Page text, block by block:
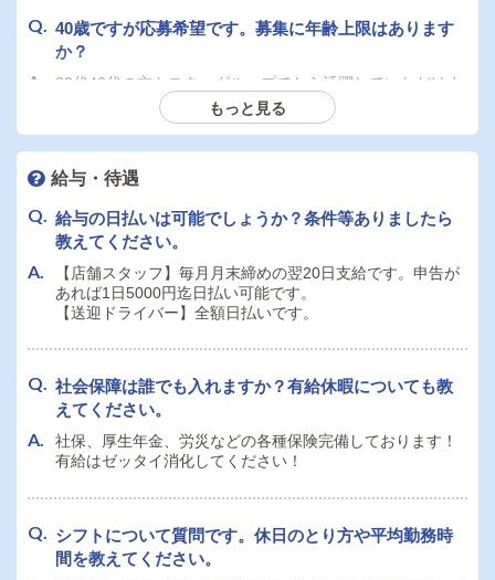
40歳ですが応募希望です。募集に年齢上限はあります
か？
30代40代の方もスターグループでなら活躍していただけま
必要なのは真面目さ、やる気、清潔感なので年齢不問で
副業として送迎ドライバーをする場合、最低出勤日数
や時間などの勤務条件はありますか？
週1日以上であれば大歓迎です！
短期、長期は問わず掛け持ちしていただけます。
用車の利用はできますか？
自家用車持ち込み必須としております。
送迎ドライバーで自家用車を使用した場合、ガソリン
高速代支給、待機時給発生、昇給ありなどの待遇をご用意
しています。
もっと見る
給与・待遇
給与の日払いは可能でしょうか？条件等ありましたら
教えてください。
【店舗スタッフ】毎月月末締めの翌20日支給です。申告が
あれば1日5000円迄日払い可能です。
【送迎ドライバー】全額日払いです。
社会保障は誰でも入れますか？有給休暇についても教
えてください。
社保、厚生年金、労災などの各種保険完備しております！
有給はゼッタイ消化してください！
シフトについて質問です。休日のとり方や平均勤務時
間を教えてください。